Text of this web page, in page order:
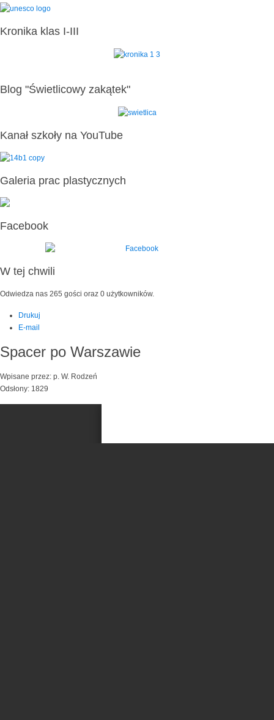
Kronika klas I-III
Blog "Świetlicowy zakątek"
Kanał szkoły na YouTube
Galeria prac plastycznych
Facebook
W tej chwili
Odwiedza nas 265 gości oraz 0 użytkowników.
Drukuj
E-mail
Spacer po Warszawie
Wpisane przez: p. W. Rodzeń
Odsłony: 1829